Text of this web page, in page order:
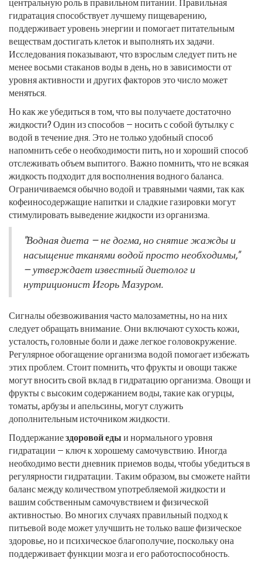
гидратация способствует лучшему пищеварению,
поддерживает уровень энергии и помогает питательным
веществам достигать клеток и выполнять их задачи.
Исследования показывают, что взрослым следует пить не
менее восьми стаканов воды в день, но в зависимости от
уровня активности и других факторов это число может
меняться.
Но как же убедиться в том, что вы получаете достаточно
жидкости? Один из способов — носить с собой бутылку с
водой в течение дня. Это не только удобный способ
напомнить себе о необходимости пить, но и хороший способ
отслеживать объем выпитого. Важно помнить, что не всякая
жидкость подходит для восполнения водного баланса.
Ограничиваемся обычно водой и травяными чаями, так как
кофеиносодержащие напитки и сладкие газировки могут
стимулировать выведение жидкости из организма.
"Водная диета — не догма, но снятие жажды и
насыщение тканями водой просто необходимы,"
— утверждает известный диетолог и
нутриционист Игорь Мазуром.
Сигналы обезвоживания часто малозаметны, но на них
следует обращать внимание. Они включают сухость кожи,
усталость, головные боли и даже легкое головокружение.
Регулярное обогащение организма водой помогает избежать
этих проблем. Стоит помнить, что фрукты и овощи также
могут вносить свой вклад в гидратацию организма. Овощи и
фрукты с высоким содержанием воды, такие как огурцы,
томаты, арбузы и апельсины, могут служить
дополнительным источником жидкости.
Поддержаниездоровой едыи нормального уровня
гидратации — ключ к хорошему самочувствию. Иногда
необходимо вести дневник приемов воды, чтобы убедиться в
регулярности гидратации. Таким образом, вы сможете найти
баланс между количеством употребляемой жидкости и
вашим собственным самочувствием и физической
активностью. Во многих случаях правильный подход к
питьевой воде может улучшить не только ваше физическое
здоровье, но и психическое благополучие, поскольку она
поддерживает функции мозга и его работоспособность.